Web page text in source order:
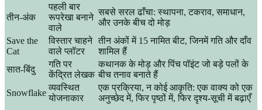
तीन-अंक
पहली बार
रूपरेखा बनाने
वाले
सबसे सरल ढाँचा: स्थापना, टकराव, समाधान,
और उनके बीच दो मोड़
Save the
Cat
विस्तार चाहने
वाले प्लॉटर
तीन अंकों में 15 नामित बीट, जिनमें गति और दाँव
शामिल हैं
सात-बिंदु
गति पर
केंद्रित लेखक
कथानक के मोड़ और पिंच पॉइंट जो बड़े पलों के
बीच तनाव बनाते हैं
Snowflake
व्यवस्थित
योजनाकार
एक प्रक्रिया, न कोई आकृति: एक वाक्य को एक
अनुच्छेद में, फिर पृष्ठों में, फिर दृश्य-सूची में बढ़ाएँ